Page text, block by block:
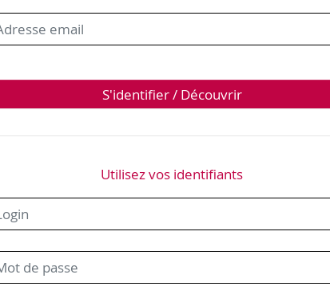
S'identifier / Découvrir
Utilisez vos identifiants